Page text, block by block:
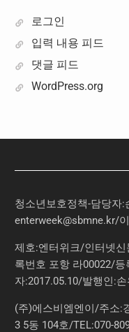
로그인
입력 내용 피드
댓글 피드
WordPress.org
청소년보호정책-담당자:
enterweek@sbmne.kr/
제호:엔터위크/인터넷
록번호 포항 라00022/
자:2017.05.10/발행인:
(주)에스비엠엔이/주소:
3 5동 104호/TEL:070-